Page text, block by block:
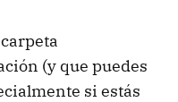
(y que puedes
si estás